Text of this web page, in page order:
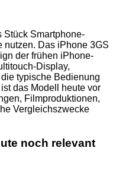
Stück Smartphone-
nutzen. Das iPhone 3GS
der frühen iPhone-
Display,
typische Bedienung
das Modell heute vor
Filmproduktionen,
Vergleichszwecke
noch relevant